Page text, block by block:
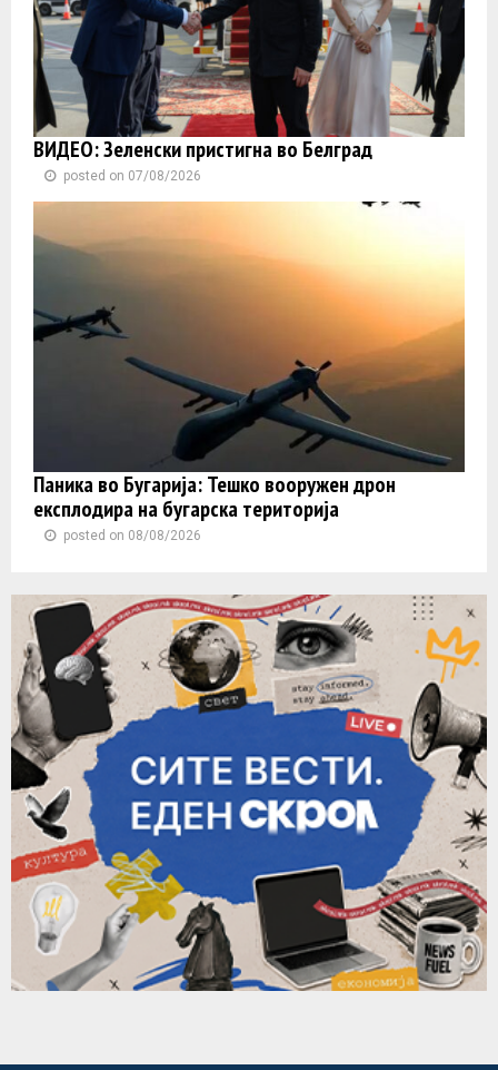
ВИДЕО: Зеленски пристигна во Белград
posted on 07/08/2026
Паника во Бугарија: Тешко вооружен дрон
експлодира на бугарска територија
posted on 08/08/2026